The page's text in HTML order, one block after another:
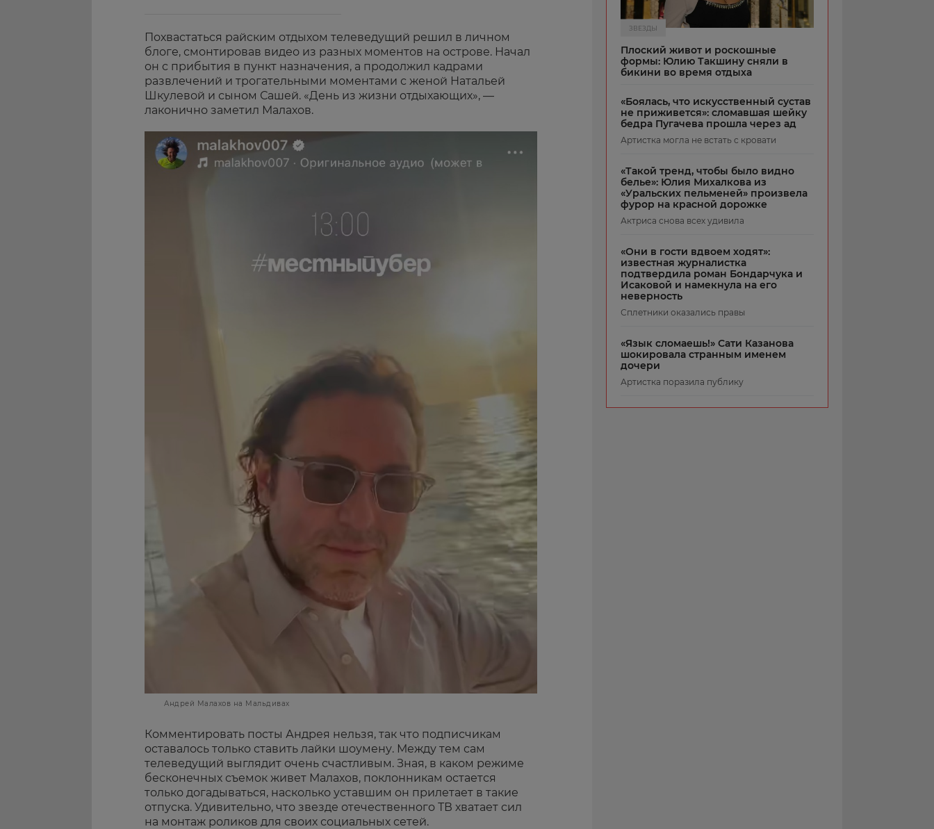
Похвастаться райским отдыхом телеведущий решил в личном
блоге, смонтировав видео из разных моментов на острове. Начал
он с прибытия в пункт назначения, а продолжил кадрами
развлечений и трогательными моментами с женой Натальей
Шкулевой и сыном Сашей. «День из жизни отдыхающих», —
лаконично заметил Малахов.
Андрей Малахов на Мальдивах
Комментировать посты Андрея нельзя, так что подписчикам
оставалось только ставить лайки шоумену. Между тем сам
телеведущий выглядит очень счастливым. Зная, в каком режиме
бесконечных съемок живет Малахов, поклонникам остается
только догадываться, насколько уставшим он прилетает в такие
отпуска. Удивительно, что звезде отечественного ТВ хватает сил
на монтаж роликов для своих социальных сетей.
ЗВЕЗДЫ
Плоский живот и роскошные
формы: Юлию Такшину сняли в
бикини во время отдыха
«Боялась, что искусственный сустав
не приживется»: сломавшая шейку
бедра Пугачева прошла через ад
Артистка могла не встать с кровати
«Такой тренд, чтобы было видно
белье»: Юлия Михалкова из
«Уральских пельменей» произвела
фурор на красной дорожке
Актриса снова всех удивила
«Они в гости вдвоем ходят»:
известная журналистка
подтвердила роман Бондарчука и
Исаковой и намекнула на его
неверность
Сплетники оказались правы
«Язык сломаешь!» Сати Казанова
шокировала странным именем
дочери
Артистка поразила публику